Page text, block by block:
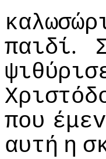
παιδί.
πoυ
αυτή η